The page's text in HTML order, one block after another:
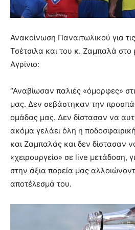
Ανακοίνωση Παναιτωλικού για
Τσέτσιλα και του κ. Ζαμπαλά στο
Αγρίνιο:
“Αναβίωσαν παλιές «όμορφες»
μας. Δεν σεβάστηκαν την
ομάδας μας. Δεν δίστασαν να
ακόμα γελάει όλη η
και Ζαμπαλάς και δεν δίστασαν
«χειρουργείο» σε live μετάδοση,
στην άξια πορεία μας
αποτέλεσμά του.